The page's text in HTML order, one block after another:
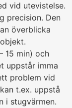
vid utevistelse.
precision. Den
överblicka
15 min) och
uppstår imma
problem vid
t.ex. uppstå
i stugvärmen.